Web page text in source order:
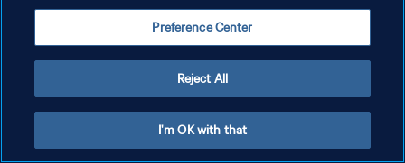
COOKIE-EINSTELLUNGEN VERWALTEN
Preference Center
Reject All
I'm OK with that